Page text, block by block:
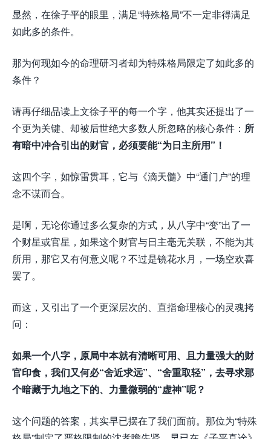
显然，在徐子平的眼里，满足“特殊格局”不一定非得满足
如此多的条件。
那为何现如今的命理研习者却为特殊格局限定了如此多的
条件？
请再仔细品读上文徐子平的每一个字，他其实还提出了一
个更为关键、却被后世绝大多数人所忽略的核心条件： 所
有暗中冲合引出的财官，必须要能“为日主所用”！
这四个字，如惊雷贯耳，它与《滴天髓》中“通门户”的理
念不谋而合。
是啊，无论你通过多么复杂的方式，从八字中“变”出了一
个财星或官星，如果这个财官与日主毫无关联，不能为其
所用，那它又有何意义呢？不过是镜花水月，一场空欢喜
罢了。
而这，又引出了一个更深层次的、直指命理核心的灵魂拷
问：
如果一个八字，原局中本就有清晰可用、且力量强大的财
官印食，我们又何必“舍近求远”、“舍重取轻”，去寻求那
个暗藏于九地之下的、力量微弱的“虚神”呢？
这个问题的答案，其实早已摆在了我们面前。那位为“特殊